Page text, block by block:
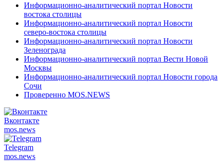
Информационно-аналитический портал Новости
востока столицы
Информационно-аналитический портал Новости
северо-востока столицы
Информационно-аналитический портал Новости
Зеленограда
Информационно-аналитический портал Вести Новой
Москвы
Информационно-аналитический портал Новости города
Сочи
Проверенно MOS.NEWS
Вконтакте
mos.news
Telegram
mos.news